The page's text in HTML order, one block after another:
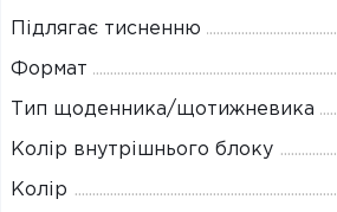
Підлягає тисненню
Формат
Тип щоденника/щотижневика
Колір внутрішнього блоку
Колір